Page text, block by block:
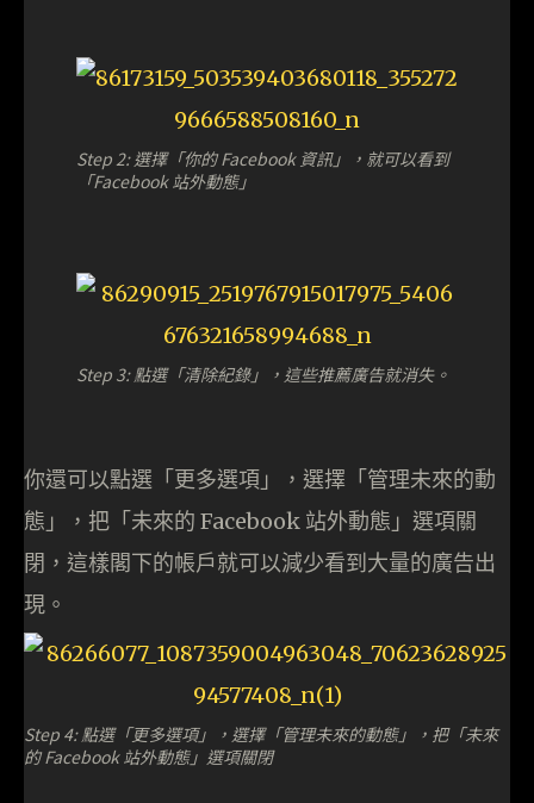
Step 2: 選擇「你的 Facebook 資訊」，就可以看到
「Facebook 站外動態」
Step 3: 點選「清除紀錄」，這些推薦廣告就消失。
你還可以點選「更多選項」，選擇「管理未來的動
態」，把「未來的 Facebook 站外動態」選項關
閉，這樣閣下的帳戶就可以減少看到大量的廣告出
現。
Step 4: 點選「更多選項」，選擇「管理未來的動態」，把「未來
的 Facebook 站外動態」選項關閉